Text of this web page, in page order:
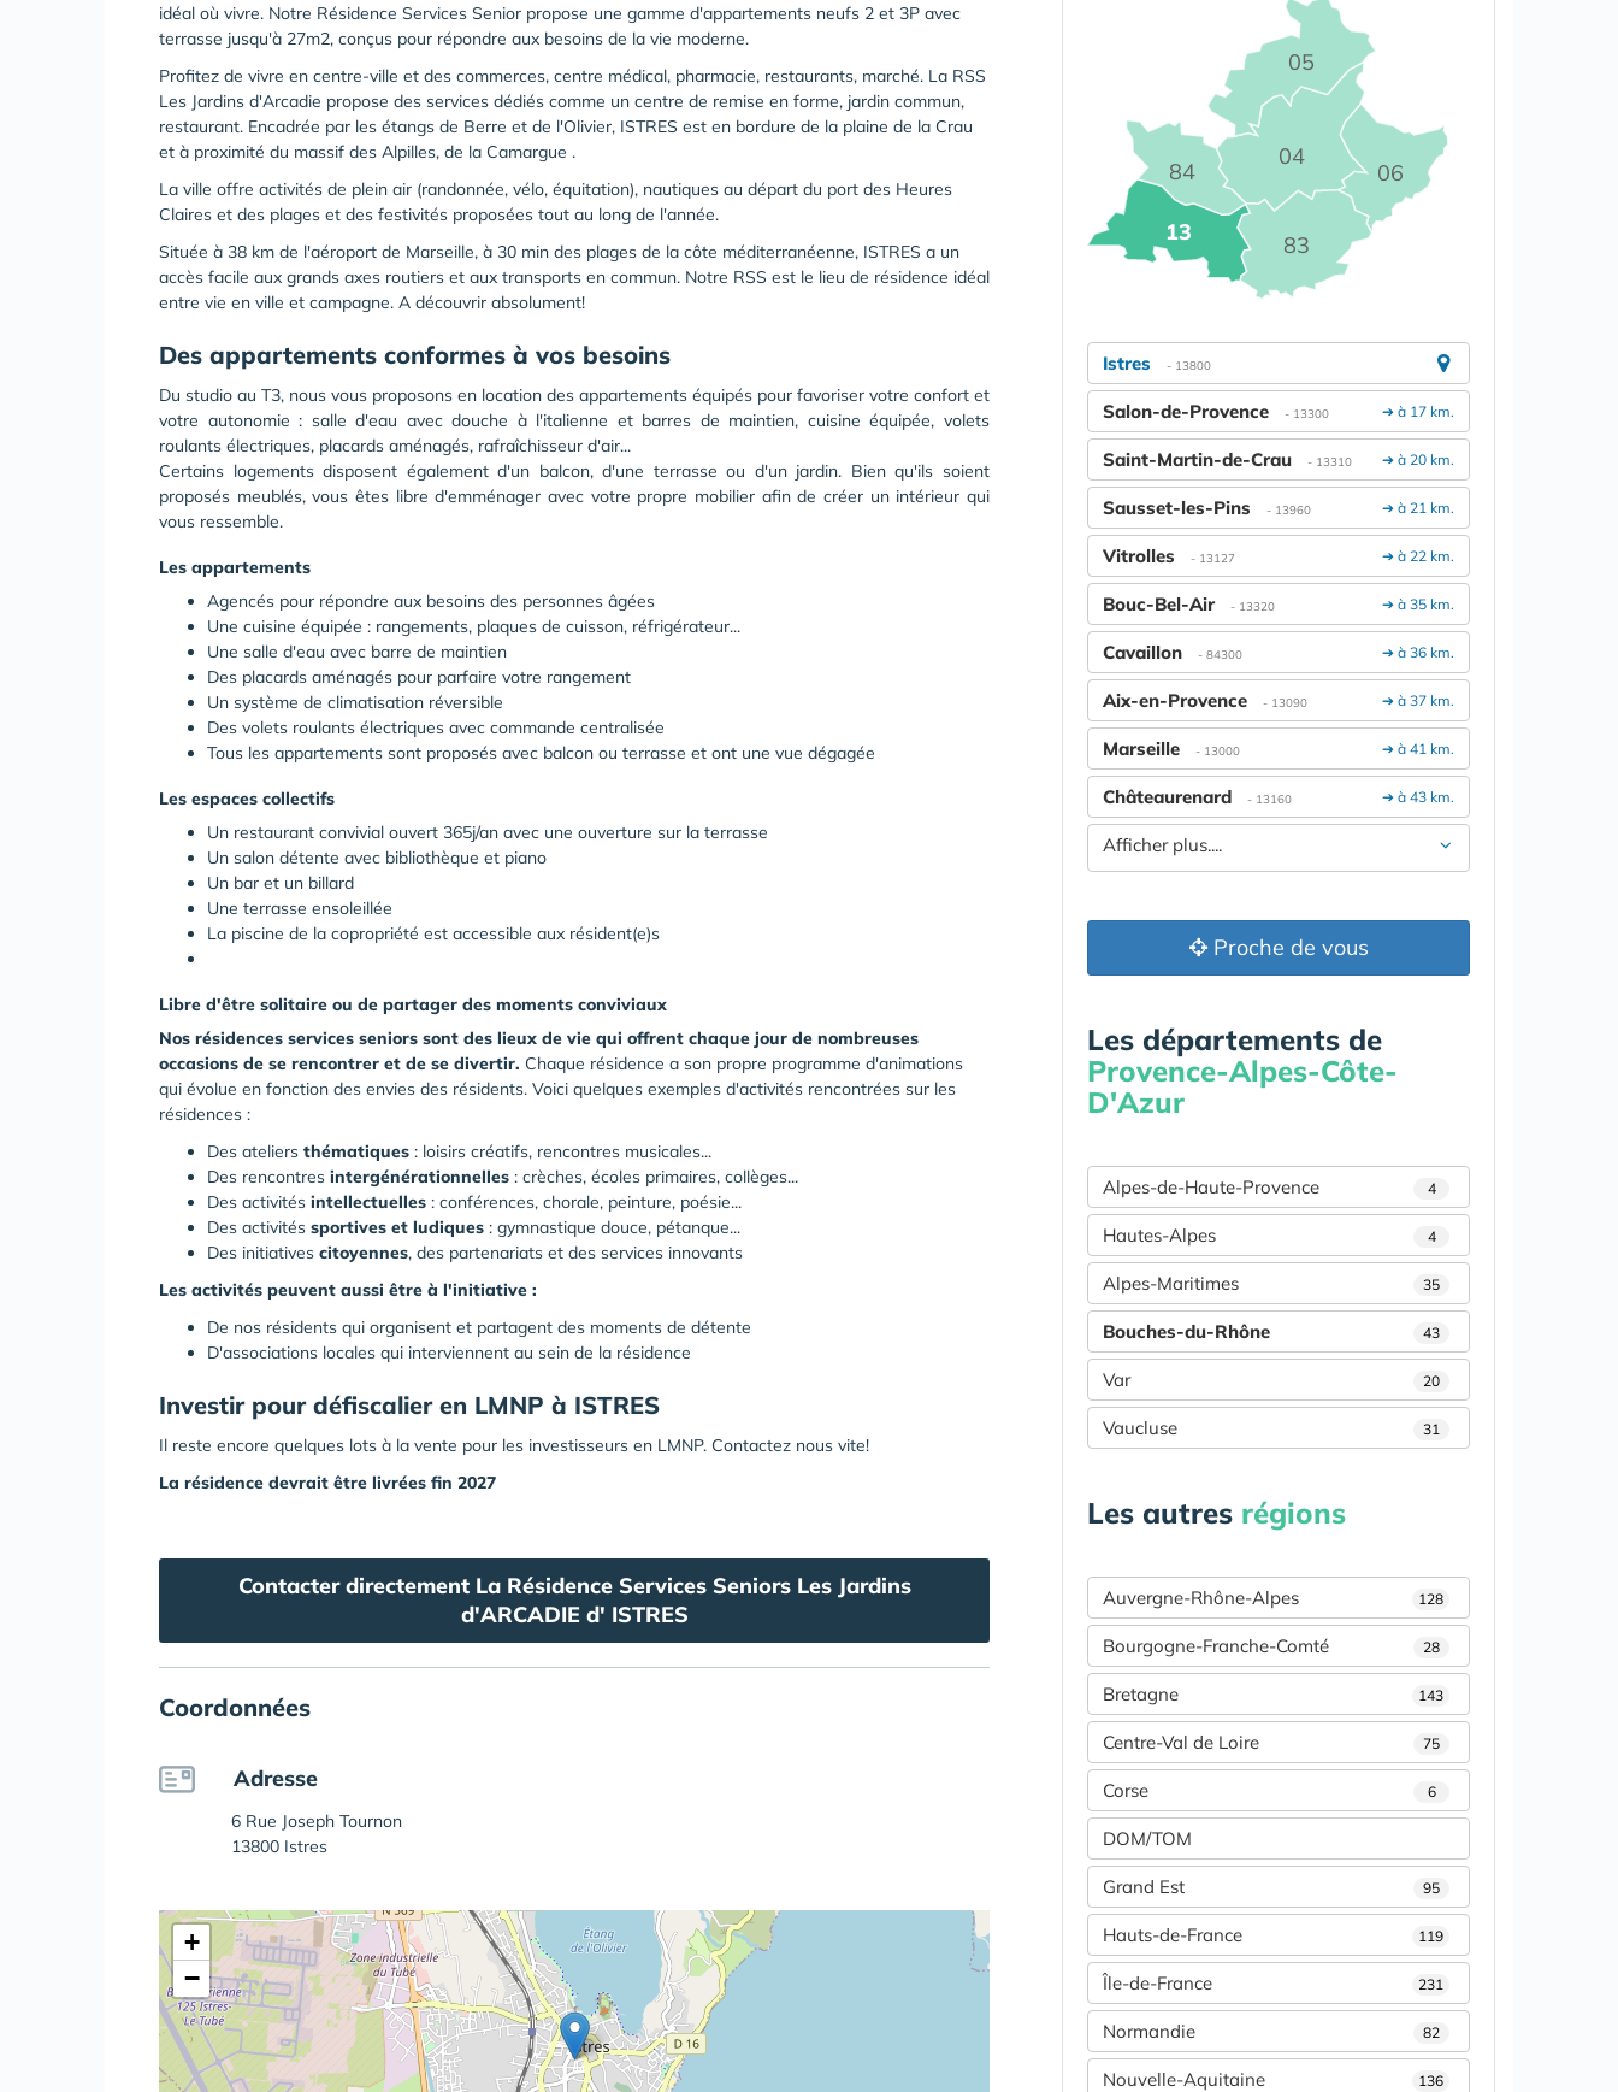
idéal où vivre. Notre Résidence Services Senior propose une gamme d'appartements neufs 2 et 3P avec
terrasse jusqu'à 27m2, conçus pour répondre aux besoins de la vie moderne.
Profitez de vivre en centre-ville et des commerces, centre médical, pharmacie, restaurants, marché. La RSS
Les Jardins d'Arcadie propose des services dédiés comme un centre de remise en forme, jardin commun,
restaurant. Encadrée par les étangs de Berre et de l'Olivier, ISTRES est en bordure de la plaine de la Crau
et à proximité du massif des Alpilles, de la Camargue .
La ville offre activités de plein air (randonnée, vélo, équitation), nautiques au départ du port des Heures
Claires et des plages et des festivités proposées tout au long de l'année.
Située à 38 km de l'aéroport de Marseille, à 30 min des plages de la côte méditerranéenne, ISTRES a un
accès facile aux grands axes routiers et aux transports en commun. Notre RSS est le lieu de résidence idéal
entre vie en ville et campagne. A découvrir absolument!
Des appartements conformes à vos besoins
Du studio au T3, nous vous proposons en location des appartements équipés pour favoriser votre confort et
votre autonomie : salle d'eau avec douche à l'italienne et barres de maintien, cuisine équipée, volets
roulants électriques, placards aménagés, rafraîchisseur d'air...
Certains logements disposent également d'un balcon, d'une terrasse ou d'un jardin. Bien qu'ils soient
proposés meublés, vous êtes libre d'emménager avec votre propre mobilier afin de créer un intérieur qui
vous ressemble.
Les appartements
Agencés pour répondre aux besoins des personnes âgées
Une cuisine équipée : rangements, plaques de cuisson, réfrigérateur...
Une salle d'eau avec barre de maintien
Des placards aménagés pour parfaire votre rangement
Un système de climatisation réversible
Des volets roulants électriques avec commande centralisée
Tous les appartements sont proposés avec balcon ou terrasse et ont une vue dégagée
Les espaces collectifs
Un restaurant convivial ouvert 365j/an avec une ouverture sur la terrasse
Un salon détente avec bibliothèque et piano
Un bar et un billard
Une terrasse ensoleillée
La piscine de la copropriété est accessible aux résident(e)s
Libre d'être solitaire ou de partager des moments conviviaux
Nos résidences services seniors sont des lieux de vie qui offrent chaque jour de nombreuses
occasions de se rencontrer et de se divertir. Chaque résidence a son propre programme d'animations
qui évolue en fonction des envies des résidents. Voici quelques exemples d'activités rencontrées sur les
résidences :
Des ateliers thématiques : loisirs créatifs, rencontres musicales...
Des rencontres intergénérationnelles : crèches, écoles primaires, collèges...
Des activités intellectuelles : conférences, chorale, peinture, poésie...
Des activités sportives et ludiques : gymnastique douce, pétanque...
Des initiatives citoyennes, des partenariats et des services innovants
Les activités peuvent aussi être à l'initiative :
De nos résidents qui organisent et partagent des moments de détente
D'associations locales qui interviennent au sein de la résidence
Investir pour défiscalier en LMNP à ISTRES
Il reste encore quelques lots à la vente pour les investisseurs en LMNP. Contactez nous vite!
La résidence devrait être livrées fin 2027
Contacter directement La Résidence Services Seniors Les Jardins
d'ARCADIE d' ISTRES
Coordonnées
Adresse
6 Rue Joseph Tournon
13800 Istres
+
−
04
05
06
13 83
84
Istres - 13800
➔ à 17 km.
Salon-de-Provence - 13300
➔ à 20 km.
Saint-Martin-de-Crau - 13310
➔ à 21 km.
Sausset-les-Pins - 13960
➔ à 22 km.
Vitrolles - 13127
➔ à 35 km.
Bouc-Bel-Air - 13320
➔ à 36 km.
Cavaillon - 84300
➔ à 37 km.
Aix-en-Provence - 13090
➔ à 41 km.
Marseille - 13000
➔ à 43 km.
Châteaurenard - 13160
Afficher plus....
Proche de vous
Les départements de
Provence-Alpes-Côte-
D'Azur
Alpes-de-Haute-Provence 4
Hautes-Alpes 4
Alpes-Maritimes 35
Bouches-du-Rhône 43
Var 20
Vaucluse 31
Les autres régions
Auvergne-Rhône-Alpes 128
Bourgogne-Franche-Comté 28
Bretagne 143
Centre-Val de Loire 75
Corse 6
DOM/TOM
Grand Est 95
Hauts-de-France 119
Île-de-France 231
Normandie 82
Nouvelle-Aquitaine 136